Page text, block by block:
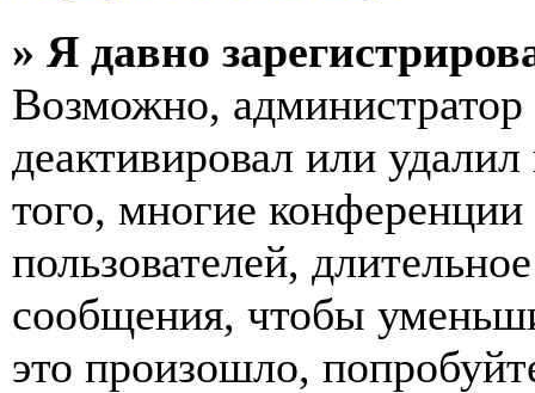
» Я давно
Возможно,
деактивировал или
того, многие
пользователей,
сообщения, чтобы
это произошло,